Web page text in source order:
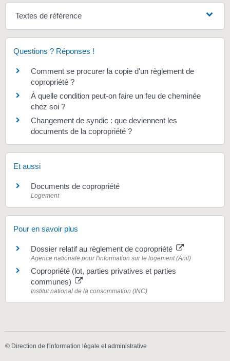
Textes de référence
Questions ? Réponses !
Comment se procurer la copie d'un règlement de
copropriété ?
À quelle condition peut-on faire un feu de cheminée
chez soi ?
Changement de syndic : que deviennent les
documents de la copropriété ?
Et aussi
Documents de copropriété
Logement
Pour en savoir plus
Dossier relatif au règlement de copropriété
Agence nationale pour l'information sur le logement (Anil)
Copropriété (lot, parties privatives et parties
communes)
Institut national de la consommation (INC)
© Direction de l'information légale et administrative